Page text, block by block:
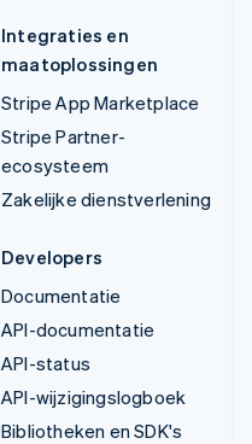
Integraties en
maatoplossingen
Stripe App Marketplace
Stripe Partner-
ecosysteem
Zakelijke dienstverlening
Developers
Documentatie
API-documentatie
API-status
API-wijzigingslogboek
Bibliotheken en SDK's